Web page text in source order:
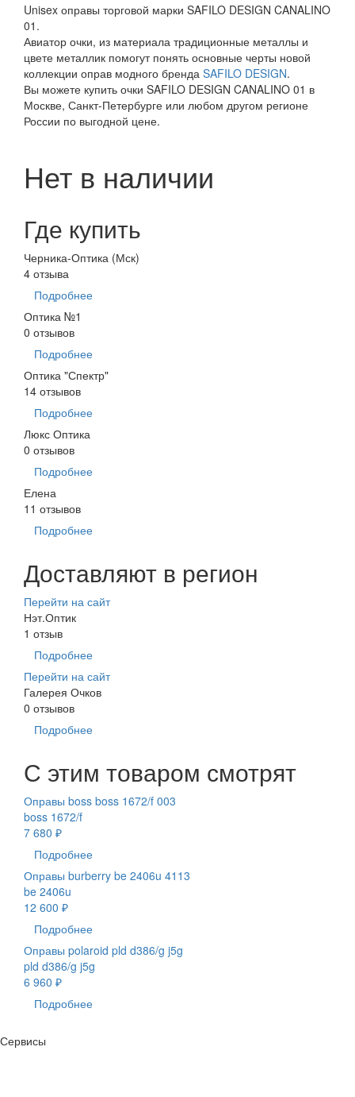
Unisex оправы торговой марки SAFILO DESIGN CANALINO
01.
Авиатор очки, из материала традиционные металлы и
цвете металлик помогут понять основные черты новой
коллекции оправ модного бренда SAFILO DESIGN.
Вы можете купить очки SAFILO DESIGN CANALINO 01 в
Москве, Санкт-Петербурге или любом другом регионе
России по выгодной цене.
Нет в наличии
Где купить
Черника-Оптика (Мск)
4 отзыва
Подробнее
Оптика №1
0 отзывов
Подробнее
Оптика "Спектр"
14 отзывов
Подробнее
Люкс Оптика
0 отзывов
Подробнее
Елена
11 отзывов
Подробнее
Доставляют в регион
Перейти на сайт
Нэт.Оптик
1 отзыв
Подробнее
Перейти на сайт
Галерея Очков
0 отзывов
Подробнее
С этим товаром смотрят
Оправы boss boss 1672/f 003
boss 1672/f
7 680 ₽
Подробнее
Оправы burberry be 2406u 4113
be 2406u
12 600 ₽
Подробнее
Оправы polaroid pld d386/g j5g
pld d386/g j5g
6 960 ₽
Подробнее
Сервисы